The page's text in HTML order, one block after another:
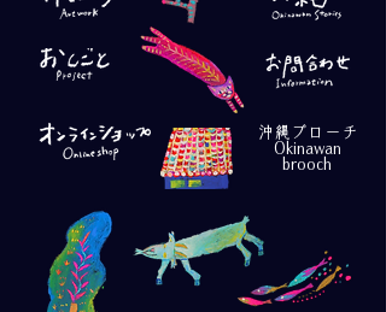
沖縄ブローチ
Okinawan
brooch